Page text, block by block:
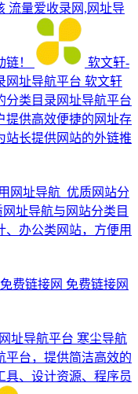
流量爱收录网,网址导
！
软文轩-
网址导航平台 软文轩
分类目录网址导航平台
提供高效便捷的网址存
站长提供网站的外链推
网址导航_优质网站分
址导航与网站分类目
、办公类网站，方便用
免费链接网 免费链接网
址导航平台 寒尘导航
平台，提供简洁高效的
具、设计资源、程序员